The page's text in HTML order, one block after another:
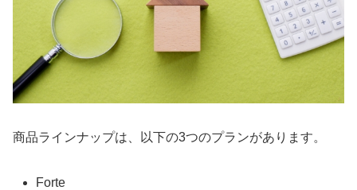
商品ラインナップは、以下の3つのプランがあります。
Forte